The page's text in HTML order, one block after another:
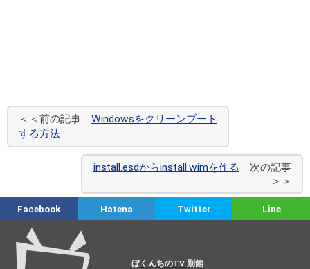
＜＜前の記事 Windowsをクリーンブート
する方法
install.esdからinstall.wimを作る
次の記事
＞＞
Facebook Hatena Twitter Line
ぼくんちのTV 別館